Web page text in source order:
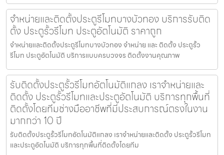
จำหน่ายและติดตั้งประตูรีโมทบางบัวทอง บริการรับติด
ตั้ง ประตูรั้วรีโมท ประตูอัตโนมัติ ราคาถูก
จำหน่ายและติดตั้งประตูรีโมทบางบัวทอง จำหน่าย และ ติดตั้ง ประตูรั้ว
รีโมท ประตูอัตโนมัติ บริการแบบครบวงจร ติดตั้งงานคุณภาพ
รับติดตั้งประตูรั้วรีโมทอัตโนมัติแกลง เราจำหน่ายและ
ติดตั้ง ประตูรั้วรีโมทและประตูอัตโนมัติ บริการทุกพื้นที่
ติดตั้งโดยทีมช่างมืออาชีพที่มีประสบการณ์ตรงในงาน
มากกว่า 10 ปี
รับติดตั้งประตูรั้วรีโมทอัตโนมัติแกลง เราจำหน่ายและติดตั้ง ประตูรั้วรีโมท
และประตูอัตโนมัติ บริการทุกพื้นที่ติดตั้งโดยทีม